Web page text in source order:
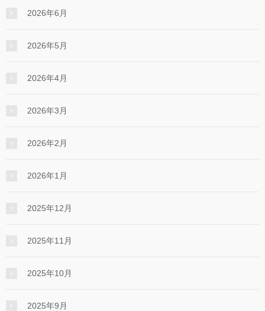
2026年6月
2026年5月
2026年4月
2026年3月
2026年2月
2026年1月
2025年12月
2025年11月
2025年10月
2025年9月